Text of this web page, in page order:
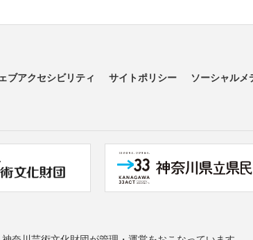
ブアクセシビリティ サイトポリシー ソーシャルメ